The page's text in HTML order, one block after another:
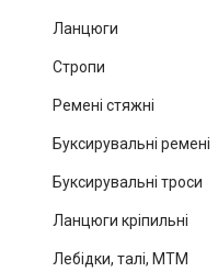
Ланцюги
Стропи
Ремені стяжні
Буксирувальні ремені
Буксирувальні троси
Ланцюги кріпильні
Лебідки, талі, МТМ